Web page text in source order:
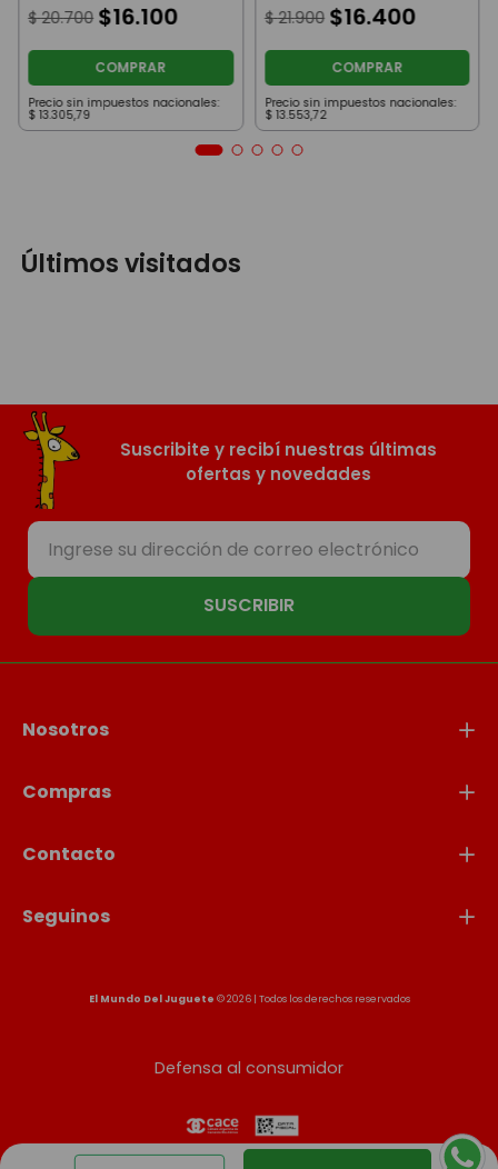
$ 20.700 $16.100
COMPRAR
Precio sin impuestos nacionales:
$ 13.305,79
$ 21.900 $16.400
COMPRAR
Precio sin impuestos nacionales:
$ 13.553,72
Últimos visitados
Suscribite y recibí nuestras últimas
ofertas y novedades
SUSCRIBIR
Nosotros
Compras
Contacto
Seguinos
El Mundo Del Juguete © 2026 | Todos los derechos reservados
Defensa al consumidor